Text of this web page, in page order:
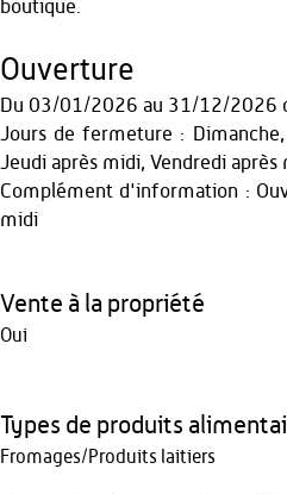
boutique.
Ouverture
Du 03/01/2026 au 31/12/2026
Jours de fermeture :
Jeudi après midi, Vendredi
Complément d'information :
midi
Vente à la propriété
Oui
Types de produits
Fromages/Produits laitiers